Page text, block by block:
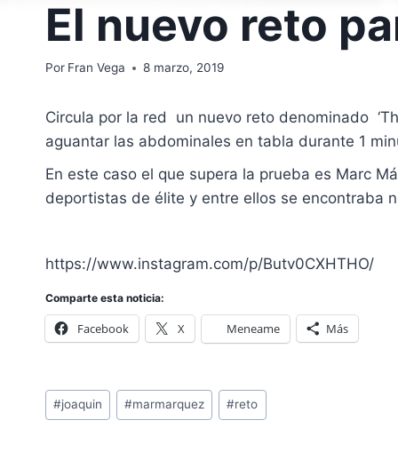
El nuevo reto
Por Fran Vega 8 marzo, 2019
Circula por la red un nuevo reto denominado
aguantar las abdominales en tabla durante 1
En este caso el que supera la prueba es Marc
deportistas de élite y entre ellos se encontraba
https://www.instagram.com/p/Butv0CXHTHO/
Comparte esta noticia:
Facebook X Meneame Más
Etiquetas
de
#joaquin #marmarquez #reto